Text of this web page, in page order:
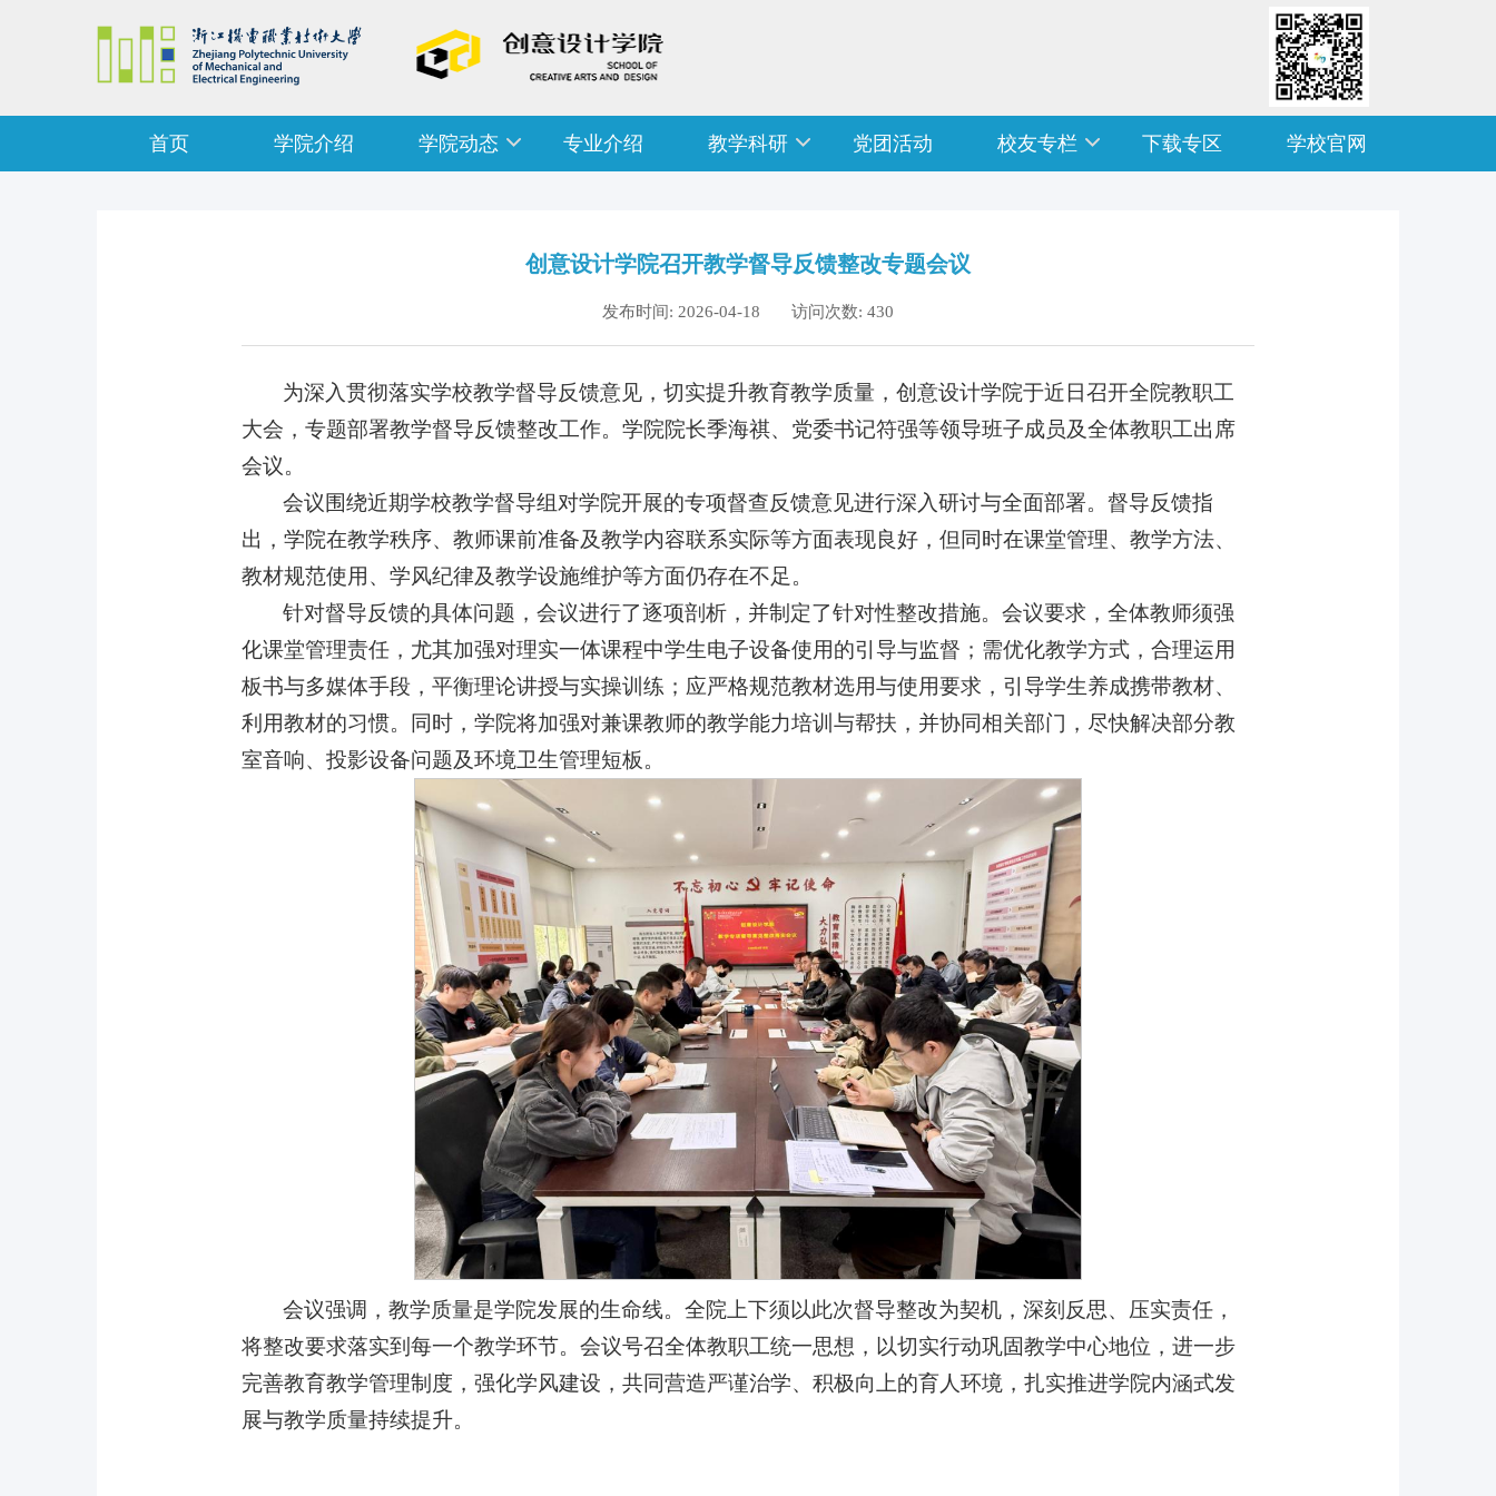
首页 学院介绍 学院动态 专业介绍 教学科研 党团活动 校友专栏 下载专区 学校官网
创意设计学院召开教学督导反馈整改专题会议
发布时间: 2026-04-18 访问次数: 430
为深入贯彻落实学校教学督导反馈意见，切实提升教育教学质量，创意设计学院于近日召开全院教职工
大会，专题部署教学督导反馈整改工作。学院院长季海祺、党委书记符强等领导班子成员及全体教职工出席
会议。
会议围绕近期学校教学督导组对学院开展的专项督查反馈意见进行深入研讨与全面部署。督导反馈指
出，学院在教学秩序、教师课前准备及教学内容联系实际等方面表现良好，但同时在课堂管理、教学方法、
教材规范使用、学风纪律及教学设施维护等方面仍存在不足。
针对督导反馈的具体问题，会议进行了逐项剖析，并制定了针对性整改措施。会议要求，全体教师须强
化课堂管理责任，尤其加强对理实一体课程中学生电子设备使用的引导与监督；需优化教学方式，合理运用
板书与多媒体手段，平衡理论讲授与实操训练；应严格规范教材选用与使用要求，引导学生养成携带教材、
利用教材的习惯。同时，学院将加强对兼课教师的教学能力培训与帮扶，并协同相关部门，尽快解决部分教
室音响、投影设备问题及环境卫生管理短板。
会议强调，教学质量是学院发展的生命线。全院上下须以此次督导整改为契机，深刻反思、压实责任，
将整改要求落实到每一个教学环节。会议号召全体教职工统一思想，以切实行动巩固教学中心地位，进一步
完善教育教学管理制度，强化学风建设，共同营造严谨治学、积极向上的育人环境，扎实推进学院内涵式发
展与教学质量持续提升。